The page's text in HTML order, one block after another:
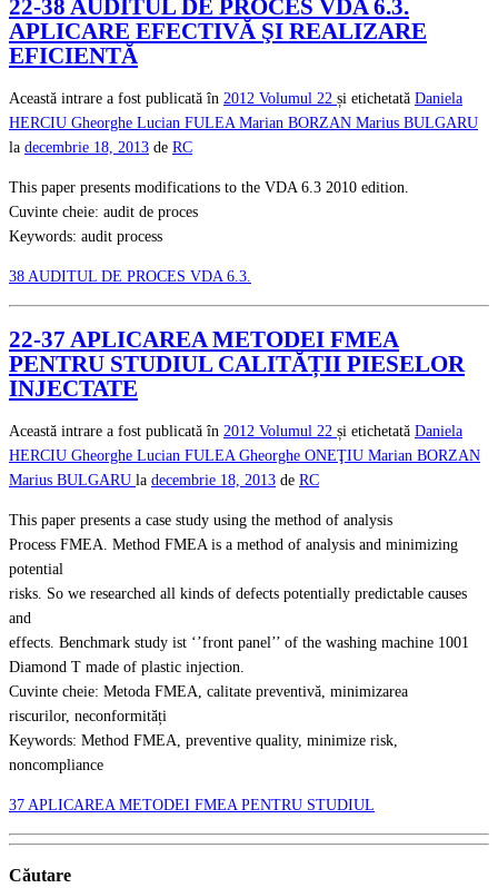
22-38 AUDITUL DE PROCES VDA 6.3.
APLICARE EFECTIVĂ ŞI REALIZARE
EFICIENTĂ
Această intrare a fost publicată în 2012 Volumul 22 și etichetată Daniela
HERCIU Gheorghe Lucian FULEA Marian BORZAN Marius BULGARU
la decembrie 18, 2013 de RC
This paper presents modifications to the VDA 6.3 2010 edition.
Cuvinte cheie: audit de proces
Keywords: audit process
38 AUDITUL DE PROCES VDA 6.3.
22-37 APLICAREA METODEI FMEA
PENTRU STUDIUL CALITĂȚII PIESELOR
INJECTATE
Această intrare a fost publicată în 2012 Volumul 22 și etichetată Daniela
HERCIU Gheorghe Lucian FULEA Gheorghe ONEŢIU Marian BORZAN
Marius BULGARU la decembrie 18, 2013 de RC
This paper presents a case study using the method of analysis
Process FMEA. Method FMEA is a method of analysis and minimizing
potential
risks. So we researched all kinds of defects potentially predictable causes
and
effects. Benchmark study ist ‘’front panel’’ of the washing machine 1001
Diamond T made of plastic injection.
Cuvinte cheie: Metoda FMEA, calitate preventivă, minimizarea
riscurilor, neconformități
Keywords: Method FMEA, preventive quality, minimize risk,
noncompliance
37 APLICAREA METODEI FMEA PENTRU STUDIUL
Căutare